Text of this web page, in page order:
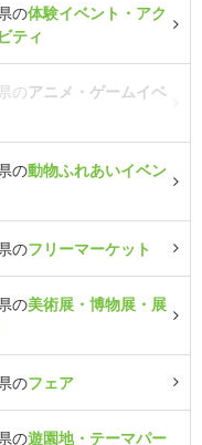
の体験イベント・アク
ティ
のアニメ・ゲームイベ
の動物ふれあいイベン
のフリーマーケット
の美術展・博物展・展
のフェア
の遊園地・テーマパー